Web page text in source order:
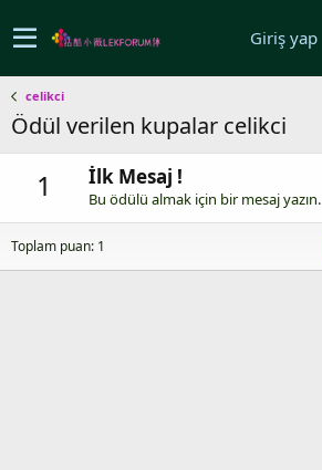
Giriş yap
celikci
Ödül verilen kupalar celikci
1 İlk Mesaj !
Bu ödülü almak için bir mesaj yazın.
Toplam puan: 1